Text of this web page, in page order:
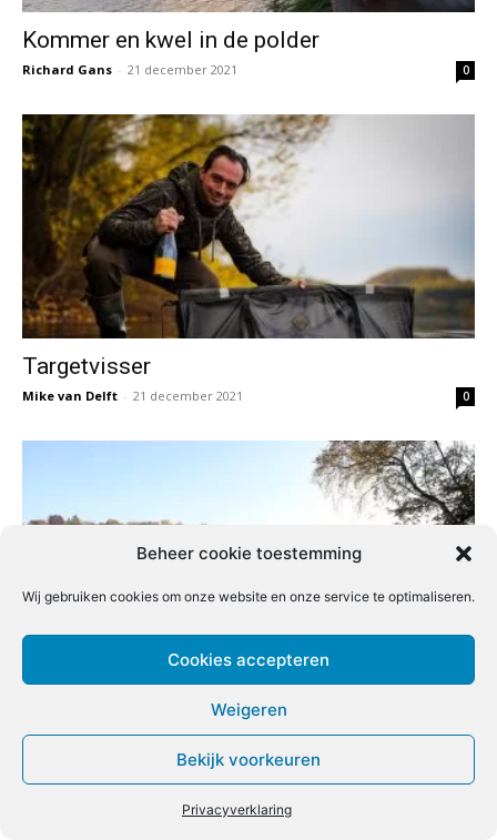
Beheer cookie toestemming
Wij gebruiken cookies om onze website en onze service te optimaliseren.
Cookies accepteren
Weigeren
Bekijk voorkeuren
Privacyverklaring
Kommer en kwel in de polder
Richard Gans - 21 december 2021 0
Targetvisser
Mike van Delft - 21 december 2021 0
Najaarsoffensief